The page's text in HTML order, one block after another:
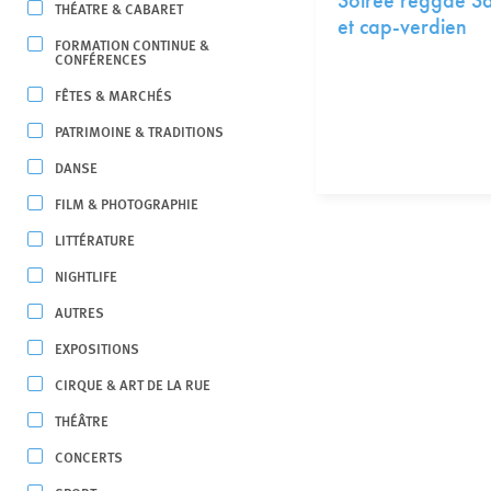
THÉATRE & CABARET
FORMATION CONTINUE &
CONFÉRENCES
FÊTES & MARCHÉS
PATRIMOINE & TRADITIONS
DANSE
FILM & PHOTOGRAPHIE
LITTÉRATURE
NIGHTLIFE
AUTRES
EXPOSITIONS
CIRQUE & ART DE LA RUE
THÉÂTRE
CONCERTS
et cap-verdien